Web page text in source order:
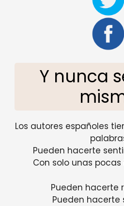
Y nunca
Los autores españoles
Pueden hacerte
Con solo unas
Pueden hacerte
Pueden hacerte